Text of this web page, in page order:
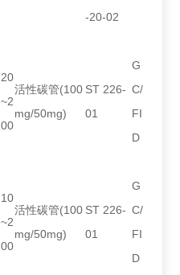
-20-02
20
~2
00
活性碳管(100
mg/50mg)
ST 226-
01
G
C/
FI
D
10
~2
00
活性碳管(100
mg/50mg)
ST 226-
01
G
C/
FI
D